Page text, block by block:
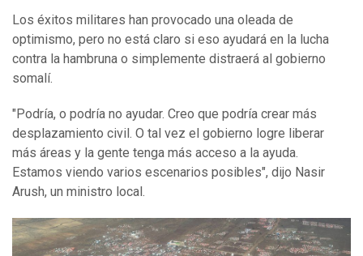
Los éxitos militares han provocado una oleada de
optimismo, pero no está claro si eso ayudará en la lucha
contra la hambruna o simplemente distraerá al gobierno
somalí.
"Podría, o podría no ayudar. Creo que podría crear más
desplazamiento civil. O tal vez el gobierno logre liberar
más áreas y la gente tenga más acceso a la ayuda.
Estamos viendo varios escenarios posibles", dijo Nasir
Arush, un ministro local.